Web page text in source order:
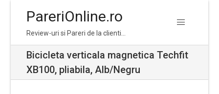
navigation
content
PareriOnline.ro
Review-uri si Pareri de la clienti…
Bicicleta verticala magnetica Techfit
XB100, pliabila, Alb/Negru